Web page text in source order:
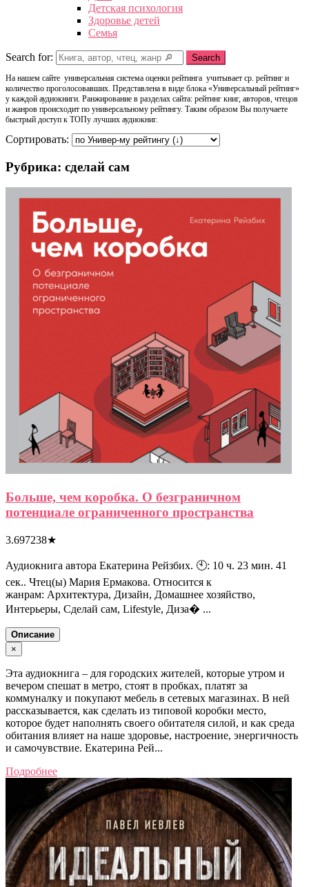
Детская психология
Здоровье детей
Семья
Search for: Search
На нашем сайте универсальная система оценки рейтинга учитывает ср. рейтинг и
количество проголосовавших. Представлена в виде блока «Универсальный рейтинг»
у каждой аудиокниги. Ранжирование в разделах сайта: рейтинг книг, авторов, чтецов
и жанров происходит по универсальному рейтингу. Таким образом Вы получаете
быстрый доступ к ТОПу лучших аудиокниг.
Сортировать:
Рубрика: сделай сам
Больше, чем коробка. О безграничном
потенциале ограниченного пространства
3.697238★
Аудиокнига автора Екатерина Рейзбих. 🕙: 10 ч. 23 мин. 41
сек.. Чтец(ы) Мария Ермакова. Относится к
жанрам: Архитектура, Дизайн, Домашнее хозяйство,
Интерьеры, Сделай сам, Lifestyle, Диза� ...
Описание
×
Эта аудиокнига – для городских жителей, которые утром и
вечером спешат в метро, стоят в пробках, платят за
коммуналку и покупают мебель в сетевых магазинах. В ней
рассказывается, как сделать из типовой коробки место,
которое будет наполнять своего обитателя силой, и как среда
обитания влияет на наше здоровье, настроение, энергичность
и самочувствие. Екатерина Рей...
Подробнее